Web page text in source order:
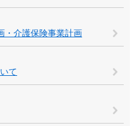
・介護保険事業計画
て